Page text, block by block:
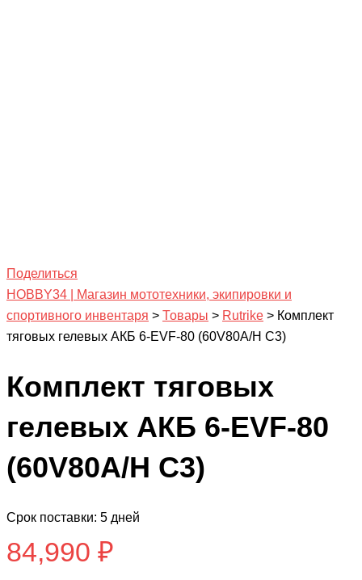
Поделиться
HOBBY34 | Магазин мототехники, экипировки и
спортивного инвентаря > Товары > Rutrike > Комплект
тяговых гелевых АКБ 6-EVF-80 (60V80A/H C3)
Комплект тяговых
гелевых АКБ 6-EVF-80
(60V80A/H C3)
Срок поставки: 5 дней
84,990 ₽